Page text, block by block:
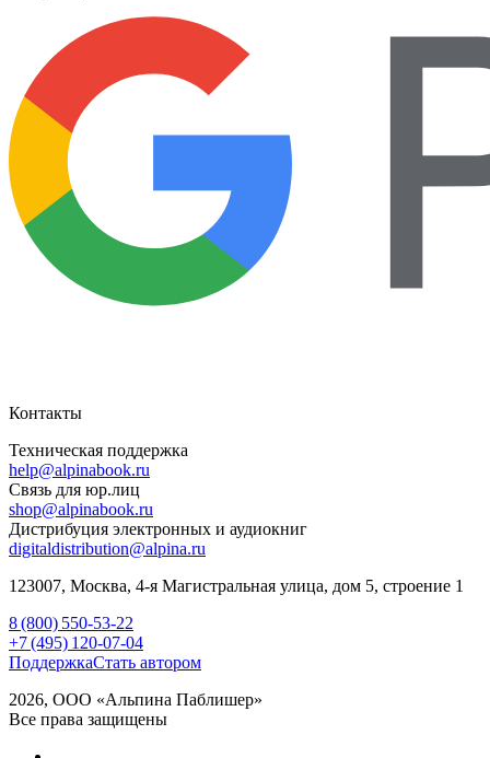
Контакты
Техническая поддержка
help@alpinabook.ru
Связь для юр.лиц
shop@alpinabook.ru
Дистрибуция электронных и аудиокниг
digitaldistribution@alpina.ru
123007, Москва, 4-я Магистральная улица, дом 5, строение 1
8 (800) 550-53-22
+7 (495) 120-07-04
ПоддержкаСтать автором
2026, ООО «Альпина Паблишер»
Все права защищены